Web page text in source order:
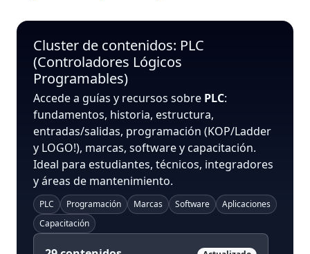
Cluster de contenidos: PLC
(Controladores Lógicos
Programables)
Accede a guías y recursos sobre PLC:
fundamentos, historia, estructura,
entradas/salidas, programación (KOP/Ladder
y LOGO!), marcas, software y capacitación.
Ideal para estudiantes, técnicos, integradores
y áreas de mantenimiento.
PLC Programación Marcas Software
Aplicaciones
Capacitación